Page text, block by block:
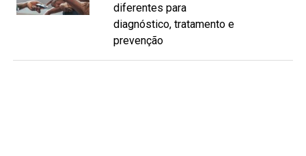
diferentes para
diagnóstico, tratamento e
prevenção